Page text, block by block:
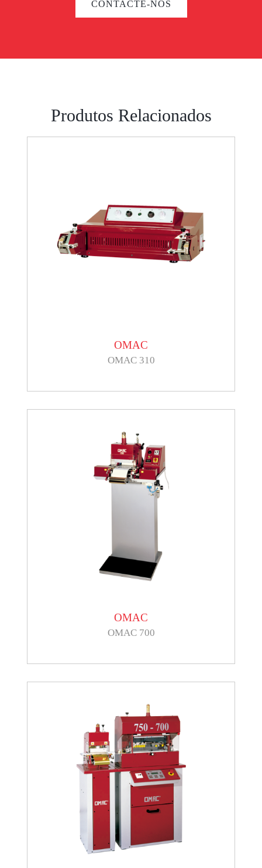
CONTACTE-NOS
Produtos Relacionados
OMAC
OMAC 310
OMAC
OMAC 700